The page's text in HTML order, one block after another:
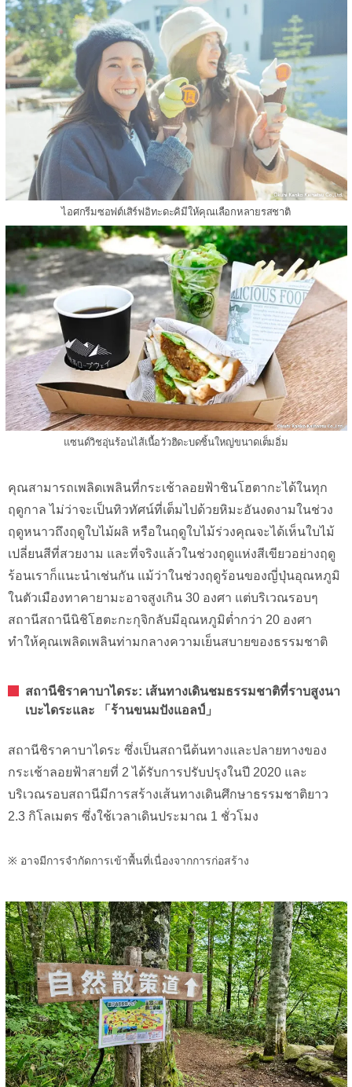
ไอศกรีมซอฟต์เสิร์ฟอิทะดะคิมีให้คุณเลือกหลายรสชาติ
แซนด์วิชอุ่นร้อนไส้เนื้อวัวฮิดะบดชิ้นใหญ่ขนาดเต็มอิ่ม
คุณสามารถเพลิดเพลินที่กระเช้าลอยฟ้าชินโฮตากะได้ในทุก
ฤดูกาล ไม่ว่าจะเป็นทิวทัศน์ที่เต็มไปด้วยหิมะอันงดงามในช่วง
ฤดูหนาวถึงฤดูใบไม้ผลิ หรือในฤดูใบไม้ร่วงคุณจะได้เห็นใบไม้
เปลี่ยนสีที่สวยงาม และที่จริงแล้วในช่วงฤดูแห่งสีเขียวอย่างฤดู
ร้อนเราก็แนะนำเช่นกัน แม้ว่าในช่วงฤดูร้อนของญี่ปุ่นอุณหภูมิ
ในตัวเมืองทาคายามะอาจสูงเกิน 30 องศา แต่บริเวณรอบๆ
สถานีสถานีนิชิโฮตะกะกุจิกลับมีอุณหภูมิต่ำกว่า 20 องศา
ทำให้คุณเพลิดเพลินท่ามกลางความเย็นสบายของธรรมชาติ
สถานีชิราคาบาไดระ: เส้นทางเดินชมธรรมชาติที่ราบสูงนา
เบะไดระและ 「ร้านขนมปังแอลป์」
สถานีชิราคาบาไดระ ซึ่งเป็นสถานีต้นทางและปลายทางของ
กระเช้าลอยฟ้าสายที่ 2 ได้รับการปรับปรุงในปี 2020 และ
บริเวณรอบสถานีมีการสร้างเส้นทางเดินศึกษาธรรมชาติยาว
2.3 กิโลเมตร ซึ่งใช้เวลาเดินประมาณ 1 ชั่วโมง
※ อาจมีการจำกัดการเข้าพื้นที่เนื่องจากการก่อสร้าง